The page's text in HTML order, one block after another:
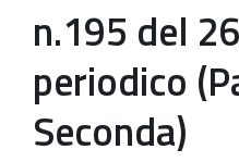
n.195 del
periodico
Seconda)